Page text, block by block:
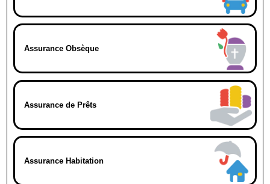
Assurance Obsèque
Assurance de Prêts
Assurance Habitation